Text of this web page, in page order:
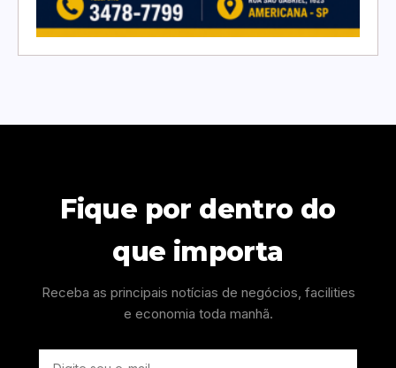
Fique por dentro do
que importa
Receba as principais notícias de negócios, facilities
e economia toda manhã.